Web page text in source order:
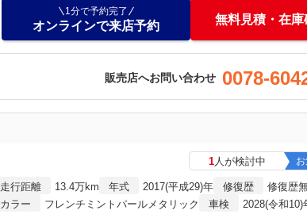
1分で予約完了
オンラインで来店予約 無料見積・在庫
販売店へお問い合わせ 0078-
1人が検討中
走行距離 13.4万km 年式 2017(平成29)年 修復歴
修復歴
カラー
フレンチミントパールメタリック 車検
2028(令和10)